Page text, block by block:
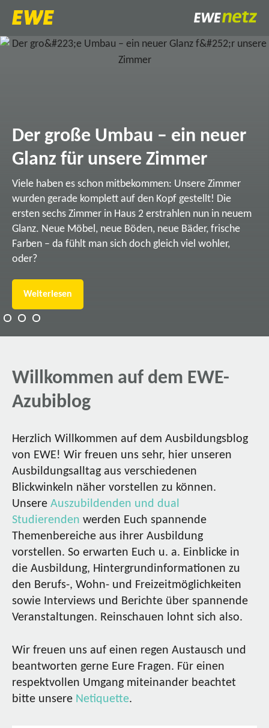
Der große Umbau – ein neuer
Glanz für unsere Zimmer
Viele haben es schon mitbekommen: Unsere Zimmer
wurden gerade komplett auf den Kopf gestellt! Die
ersten sechs Zimmer in Haus 2 erstrahlen nun in neuem
Glanz. Neue Möbel, neue Böden, neue Bäder, frische
Farben – da fühlt man sich doch gleich viel wohler,
oder?
Weiterlesen
Willkommen auf dem EWE-
Azubiblog
Herzlich Willkommen auf dem Ausbildungsblog
von EWE! Wir freuen uns sehr, hier unseren
Ausbildungsalltag aus verschiedenen
Blickwinkeln näher vorstellen zu können.
Unsere Auszubildenden und dual
Studierenden werden Euch spannende
Themenbereiche aus ihrer Ausbildung
vorstellen. So erwarten Euch u. a. Einblicke in
die Ausbildung, Hintergrundinformationen zu
den Berufs-, Wohn- und Freizeitmöglichkeiten
sowie Interviews und Berichte über spannende
Veranstaltungen. Reinschauen lohnt sich also.
Wir freuen uns auf einen regen Austausch und
beantworten gerne Eure Fragen. Für einen
respektvollen Umgang miteinander beachtet
bitte unsere Netiquette.